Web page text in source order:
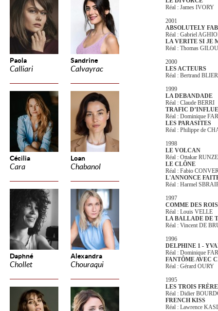
Paola
Calliari
Sandrine
Calvayrac
Cécilia
Cara
Loan
Chabanol
Daphné
Chollet
Alexandra
Chouraqui
Réal : James IVORY
2001
ABSOLUTELY
Réal : Gabriel
LA VERITE SI JE
Réal : Thomas GILOU
2000
LES ACTEURS
Réal : Bertrand BLIER
1999
LA DEBANDADE
Réal : Claude BERRI
TRAFIC
Réal : Dominique
LES PARASITES
Réal : Philippe de
1998
LE VOLCAN
Réal : Ottakar RUNZE
LE CLÔNE
Réal : Fabio
L'ANNONCE
Réal : Harmel
1997
COMME DES ROIS
Réal : Louis VELLE
LA BALLADE DE
Réal : Vincent DE
1996
DELPHINE 1 -
Réal : Dominique
FANTÔME AVEC
Réal : Gérard OURY
1995
LES TROIS
Réal : Didier
FRENCH KISS
Réal : Lawrence